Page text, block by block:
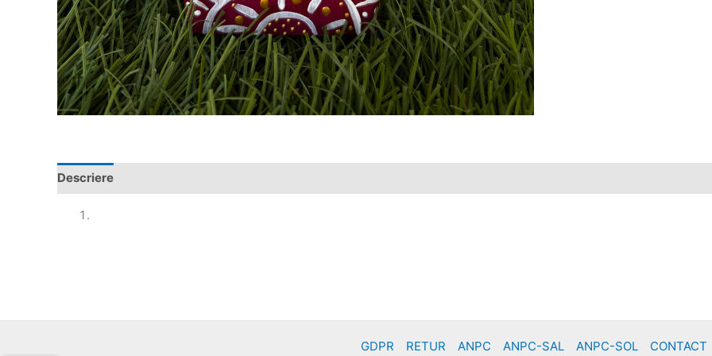
Descriere
GDPR RETUR ANPC ANPC-SAL ANPC-SOL CONTACT